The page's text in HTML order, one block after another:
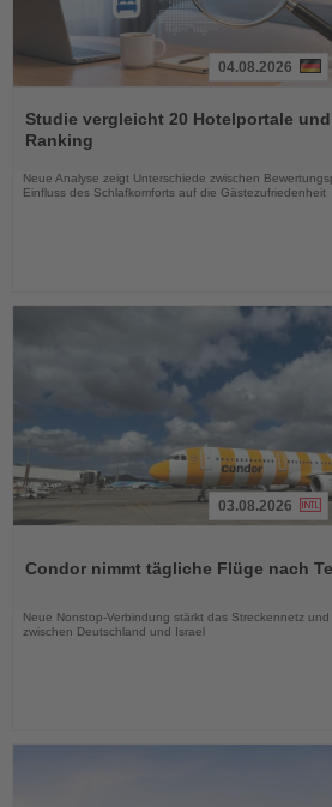
Sie
die
Nachrichten
04.08.2026
Studie vergleicht 20 Hotelportale
Ranking
Neue Analyse zeigt Unterschiede zwischen
Einfluss des Schlafkomforts auf die Gästezufriedenheit
die
03.08.2026
Condor nimmt tägliche Flüge nach
Neue Nonstop-Verbindung stärkt das Streckennetz
zwischen Deutschland und Israel